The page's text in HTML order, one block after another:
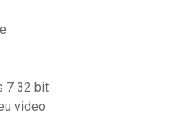
7 32 bit
video